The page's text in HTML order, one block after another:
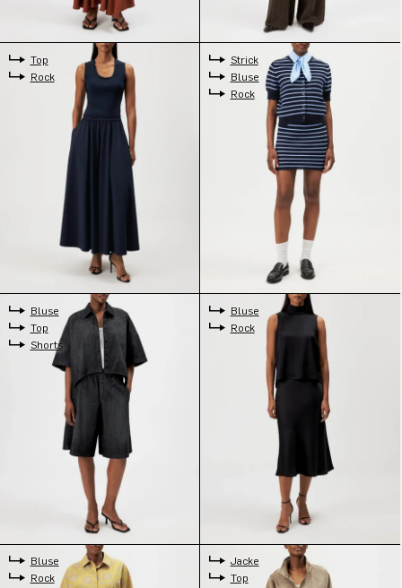
Top
Rock
Strick
Bluse
Rock
Bluse
Top
Shorts
Bluse
Rock
Bluse
Rock
Jacke
Top